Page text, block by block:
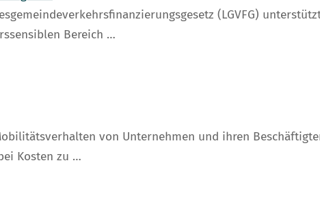
(LGVFG)
Bereich …
von Unternehmen und ihren
Kosten zu …